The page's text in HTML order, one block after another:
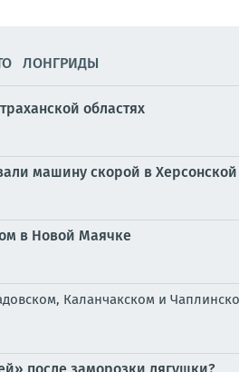
ЛОНГРИДЫ
областях
машину скорой в Херсонской
в Новой Маячке
Каланчакском и